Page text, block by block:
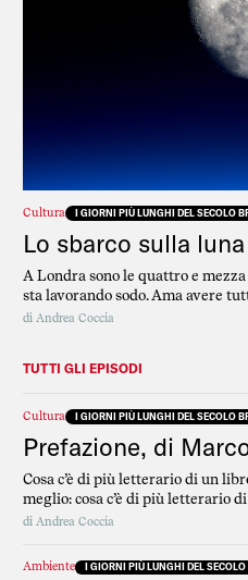
Cultura I GIORNI PIÙ LUNGHI DEL SECOLO
Lo sbarco sulla luna
A Londra sono le quattro e
sta lavorando sodo. Ama avere
scrive il soggetto, la
di Andrea Coccia
TUTTI GLI EPISODI
Cultura I GIORNI PIÙ LUNGHI DEL SECOLO
Prefazione, di
Cosa c’è di più letterario di un
meglio: cosa c’è di più letterario
tempo? Andrea Coccia ha scritto
evento sta succedendo, ma non
di Andrea Coccia
Ambiente I GIORNI PIÙ LUNGHI DEL SECOLO